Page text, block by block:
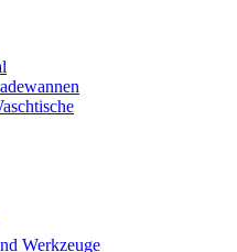
Werkzeuge